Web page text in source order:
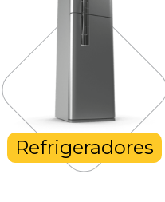
Refrigeradores